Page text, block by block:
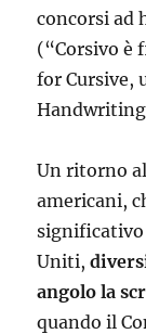
concorsi ad
(“Corsivo è
for Cursive,
Un ritorno
americani,
Uniti,
angolo la
quando il